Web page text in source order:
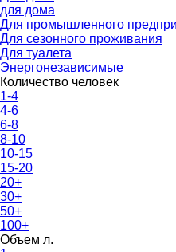
для дома
Для промышленного
Для сезонного проживания
Для туалета
Энергонезависимые
Количество человек
1-4
4-6
6-8
8-10
10-15
15-20
20+
30+
50+
100+
Объем л.